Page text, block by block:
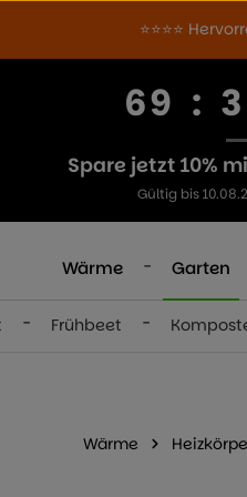
⭐⭐⭐⭐
69 :
Spare jetzt 10%
Gültig bis
Wärme - Garten
- Frühbeet -
Wärme